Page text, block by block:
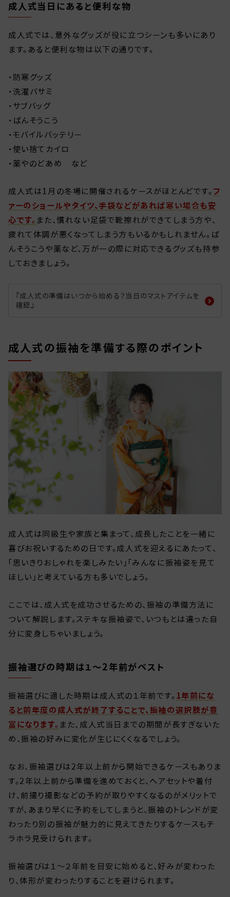
成人式当日にあると便利な物
成人式では、意外なグッズが役に立つシーンも多いにあり
ます。あると便利な物は以下の通りです。
・防寒グッズ
・洗濯バサミ
・サブバッグ
・ばんそうこう
・モバイルバッテリー
・使い捨てカイロ
・薬やのどあめ など
成人式は1月の冬場に開催されるケースがほとんどです。 フ
ァーのショールやタイツ、手袋などがあれば寒い場合も安
心です。 また、慣れない足袋で靴擦れができてしまう方や、
疲れて体調が悪くなってしまう方もいるかもしれません。ば
んそうこうや薬など、万が一の際に対応できるグッズも持参
しておきましょう。
『成人式の準備はいつから始める？当日のマストアイテムを
確認』
成人式の振袖を準備する際のポイント
成人式は同級生や家族と集まって、成長したことを一緒に
喜びお祝いするための日です。成人式を迎えるにあたって、
「思いきりおしゃれを楽しみたい」「みんなに振袖姿を見て
ほしい」と考えている方も多いでしょう。
ここでは、成人式を成功させるための、振袖の準備方法に
ついて解説します。ステキな振袖姿で、いつもとは違った自
分に変身しちゃいましょう。
振袖選びの時期は１～2年前がベスト
振袖選びに適した時期は成人式の１年前です。 1年前にな
ると前年度の成人式が終了することで、振袖の選択肢が豊
富になります。 また、成人式当日までの期間が長すぎないた
め、振袖の好みに変化が生じにくくなるでしょう。
なお、振袖選びは2年以上前から開始できるケースもありま
す。2年以上前から準備を進めておくと、ヘアセットや着付
け、前撮り撮影などの予約が取りやすくなるのがメリットで
すが、あまり早くに予約をしてしまうと、振袖のトレンドが変
わったり別の振袖が魅力的に見えてきたりするケースもチ
ラホラ見受けられます。
振袖選びは１～２年前を目安に始めると、好みが変わった
り、体形が変わったりすることを避けられます。